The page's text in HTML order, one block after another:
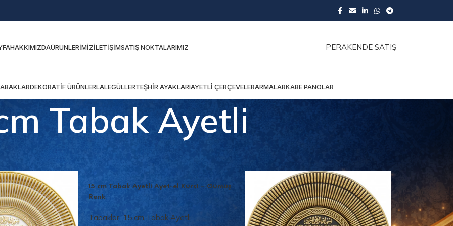
HAKKIMIZDAÜRÜNLERIMIZİLETIŞIMSATIŞ NOKTALARIMIZ PERAKENDE SATIŞ
DEKORATIF ÜRÜNLERLALEGÜLLERTEŞHIR AYAKLARIAYETLI ÇERÇEVELERARMALARKABE PANOLAR
Tabak Ayetli
15 cm Tabak Ayetli Ayet-el Kürsi – Gümüş
Renk
Tabaklar, 15 cm Tabak Ayetli